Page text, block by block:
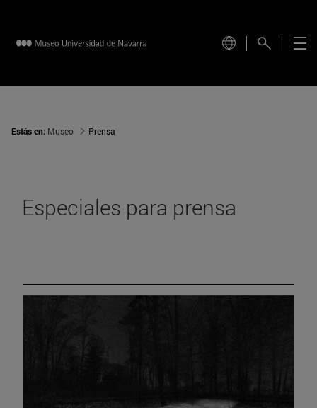
Estás en: Museo Prensa
Especiales para prensa